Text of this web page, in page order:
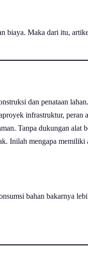
biaya. Maka dari itu,
dan penataan
infrastruktur, peran
Tanpa dukungan alat
Inilah mengapa
bahan bakarnya